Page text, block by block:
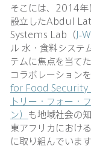
そこには、2014
設立したAbdul
Systems Lab（J-
ル 水・食料システ
テムに焦点を当て
コラボレーション
for Food Security
トリー・フォー・
ン） も地域社会の
東アフリカにおけ
に取り組んでいます